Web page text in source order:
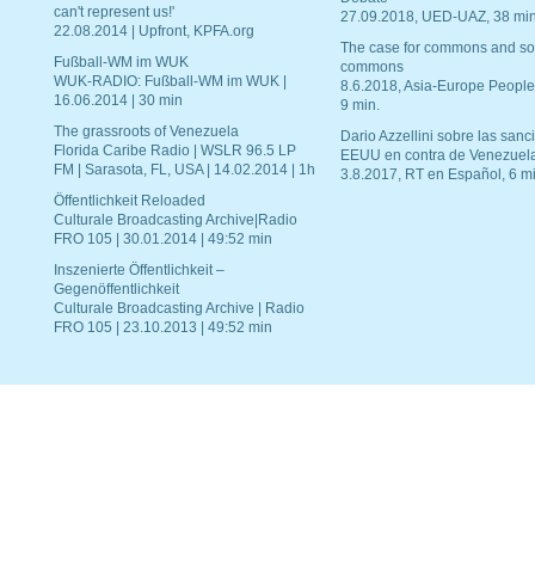
can't represent us!'
22.08.2014 | Upfront, KPFA.org
Fußball-WM im WUK
WUK-RADIO: Fußball-WM im WUK |
16.06.2014 | 30 min
The grassroots of Venezuela
Florida Caribe Radio | WSLR 96.5 LP
FM | Sarasota, FL, USA | 14.02.2014 | 1h
Öffentlichkeit Reloaded
Culturale Broadcasting Archive|Radio
FRO 105 | 30.01.2014 | 49:52 min
Inszenierte Öffentlichkeit –
Gegenöffentlichkeit
Culturale Broadcasting Archive | Radio
FRO 105 | 23.10.2013 | 49:52 min
27.09.2018, UED-UAZ, 38
The case for commons and
commons
8.6.2018, Asia-Europe
9 min.
Dario Azzellini sobre las
EEUU en contra de
3.8.2017, RT en Español, 6